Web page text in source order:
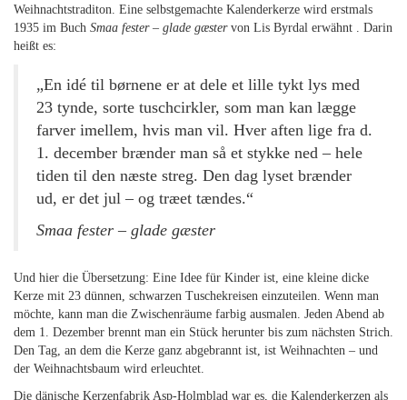
Weihnachtstraditon. Eine selbstgemachte Kalenderkerze wird erstmals
1935 im Buch Smaa fester – glade gæster von Lis Byrdal erwähnt . Darin
heißt es:
„En idé til børnene er at dele et lille tykt lys med
23 tynde, sorte tuschcirkler, som man kan lægge
farver imellem, hvis man vil. Hver aften lige fra d.
1. december brænder man så et stykke ned – hele
tiden til den næste streg. Den dag lyset brænder
ud, er det jul – og træet tændes.“
Smaa fester – glade gæster
Und hier die Übersetzung: Eine Idee für Kinder ist, eine kleine dicke
Kerze mit 23 dünnen, schwarzen Tuschekreisen einzuteilen. Wenn man
möchte, kann man die Zwischenräume farbig ausmalen. Jeden Abend ab
dem 1. Dezember brennt man ein Stück herunter bis zum nächsten Strich.
Den Tag, an dem die Kerze ganz abgebrannt ist, ist Weihnachten – und
der Weihnachtsbaum wird erleuchtet.
Die dänische Kerzenfabrik Asp-Holmblad war es, die Kalenderkerzen als